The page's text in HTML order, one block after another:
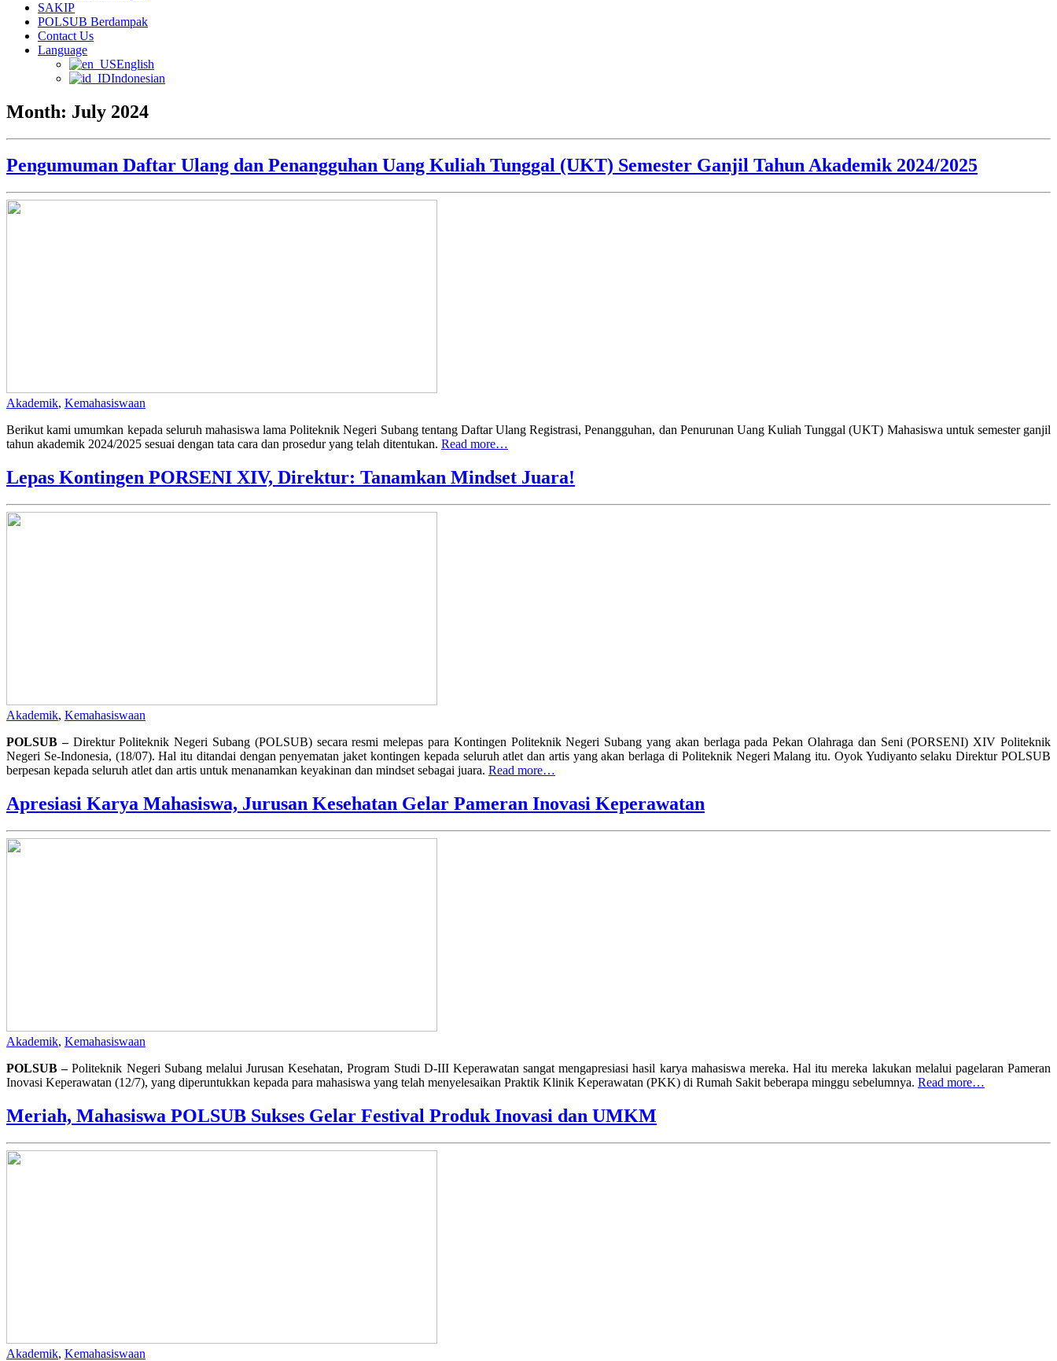
SAKIP
POLSUB Berdampak
Contact Us
Language
English
Indonesian
Month: July 2024
Pengumuman Daftar Ulang dan Penangguhan Uang Kuliah Tunggal (UKT) Semester Ganjil Tahun Akademik 2024/2025
Akademik, Kemahasiswaan
Berikut kami umumkan kepada seluruh mahasiswa lama Politeknik Negeri Subang tentang Daftar Ulang Registrasi, Penangguhan, dan Penurunan Uang Kuliah Tunggal (UKT) Mahasiswa untuk semester ganjil
tahun akademik 2024/2025 sesuai dengan tata cara dan prosedur yang telah ditentukan. Read more…
Lepas Kontingen PORSENI XIV, Direktur: Tanamkan Mindset Juara!
Akademik, Kemahasiswaan
POLSUB –Direktur Politeknik Negeri Subang (POLSUB) secara resmi melepas para Kontingen Politeknik Negeri Subang yang akan berlaga pada Pekan Olahraga dan Seni (PORSENI) XIV Politeknik
Negeri Se-Indonesia, (18/07). Hal itu ditandai dengan penyematan jaket kontingen kepada seluruh atlet dan artis yang akan berlaga di Politeknik Negeri Malang itu. Oyok Yudiyanto selaku Direktur POLSUB
berpesan kepada seluruh atlet dan artis untuk menanamkan keyakinan dan mindset sebagai juara. Read more…
Apresiasi Karya Mahasiswa, Jurusan Kesehatan Gelar Pameran Inovasi Keperawatan
Akademik, Kemahasiswaan
POLSUB –Politeknik Negeri Subang melalui Jurusan Kesehatan, Program Studi D-III Keperawatan sangat mengapresiasi hasil karya mahasiswa mereka. Hal itu mereka lakukan melalui pagelaran Pameran
Inovasi Keperawatan (12/7), yang diperuntukkan kepada para mahasiswa yang telah menyelesaikan Praktik Klinik Keperawatan (PKK) di Rumah Sakit beberapa minggu sebelumnya. Read more…
Meriah, Mahasiswa POLSUB Sukses Gelar Festival Produk Inovasi dan UMKM
Akademik, Kemahasiswaan